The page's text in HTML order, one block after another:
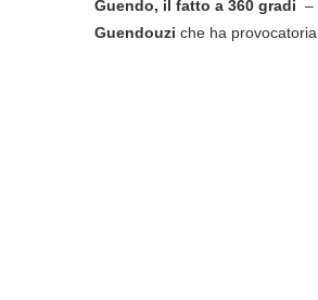
Guendo, il fatto a 360 gradi –
Guendouzi che ha